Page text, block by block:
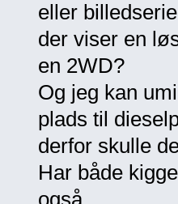
eller
der viser en
en 2WD?
Og jeg kan
plads til
derfor skulle
Har både
også.